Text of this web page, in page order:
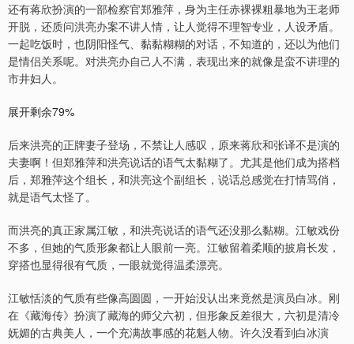
还有蒋欣扮演的一部检察官郑雅萍，身为主任赤裸裸粗暴地为王老师
开脱，还质问洪亮办案不讲人情，让人觉得不理智专业，人设矛盾。
一起吃饭时，也阴阳怪气、黏黏糊糊的对话，不知道的，还以为他们
是情侣关系呢。对洪亮办自己人不满，表现出来的就像是蛮不讲理的
市井妇人。
展开剩余79%
后来洪亮的正牌妻子登场，不禁让人感叹，原来蒋欣和张译不是演的
夫妻啊！但郑雅萍和洪亮说话的语气太黏糊了。尤其是他们成为搭档
后，郑雅萍这个组长，和洪亮这个副组长，说话总感觉在打情骂俏，
就是语气太怪了。
而洪亮的真正家属江敏，和洪亮说话的语气还没那么黏糊。江敏戏份
不多，但她的气质形象都让人眼前一亮。江敏留着柔顺的披肩长发，
穿搭也显得很有气质，一眼就觉得温柔漂亮。
江敏恬淡的气质有些像高圆圆，一开始没认出来竟然是演员白冰。刚
在《藏海传》扮演了藏海的师父六初，但形象反差很大，六初是清冷
妩媚的古典美人，一个充满故事感的花魁人物。许久没看到白冰演